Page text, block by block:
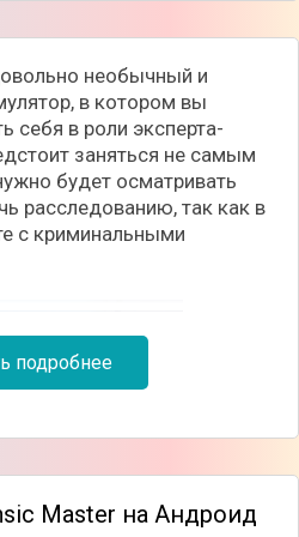
необычный и
в котором вы
себя в роли эксперта-
заняться не самым
будет осматривать
расследованию, так как в
с криминальными
подробнее
Master на Андроид